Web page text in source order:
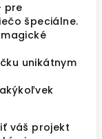
pre
špeciálne.
unikátnym
váš projekt